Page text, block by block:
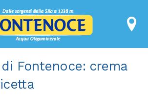
Fontenoce: crema